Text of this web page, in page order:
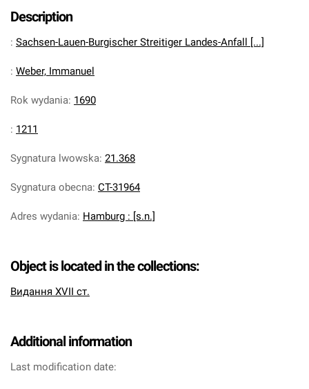
Description
: Sachsen-Lauen-Burgischer Streitiger Landes-Anfall [...]
: Weber, Immanuel
Rok wydania: 1690
: 1211
Sygnatura lwowska: 21.368
Sygnatura obecna: CT-31964
Adres wydania: Hamburg : [s.n.]
Object is located in the collections:
Видання XVII ст.
Additional information
Last modification date: